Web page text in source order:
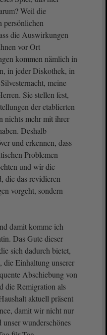
Weil die
persönlichen
die Auswirkungen
vor Ort
kommen nämlich in
in jeder Diskothek, in
meine
Sie stellen fest,
der etablierten
nichts mehr mit ihrer
Deshalb
und erkennen, dass
Problemen
und wir die
die das revidieren
vorgeht, sondern
damit komme ich
Das Gute dieser
sich dadurch bietet,
die Einhaltung unserer
Abschiebung von
die Remigration als
aktuell präsent
damit wir nicht nur
wunderschönes